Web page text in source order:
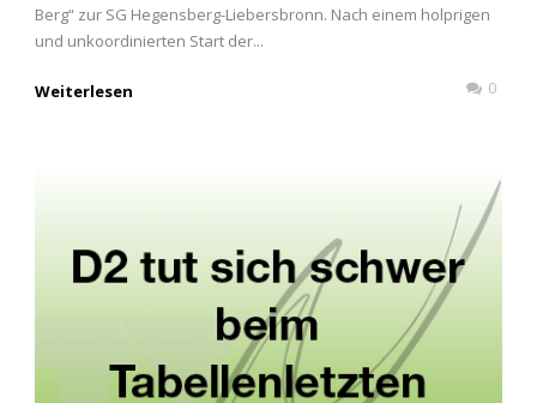
Berg“ zur SG Hegensberg-Liebersbronn. Nach einem holprigen
und unkoordinierten Start der...
Weiterlesen 0